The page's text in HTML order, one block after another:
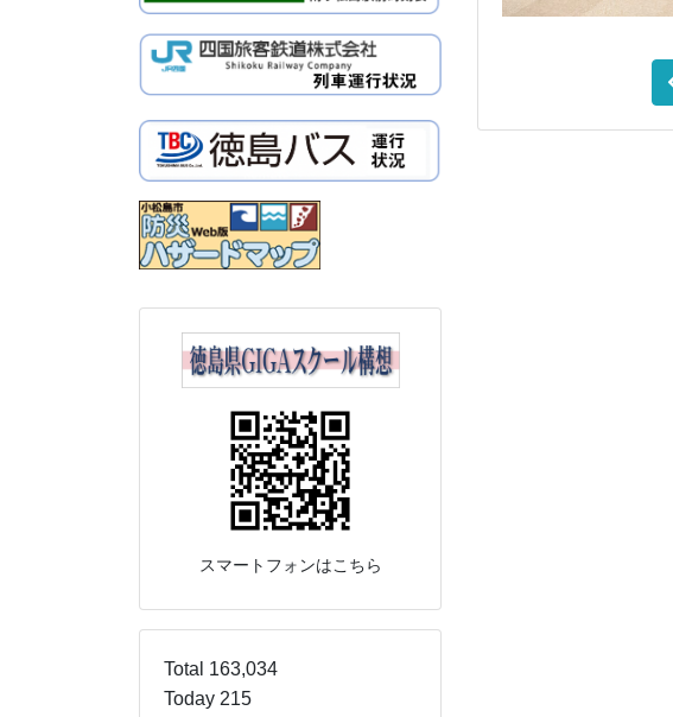
スマートフォンはこちら
Total 163,034
Today 215